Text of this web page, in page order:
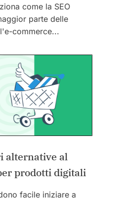
come la SEO
parte delle
commerce...
alternative al
prodotti digitali
facile iniziare a